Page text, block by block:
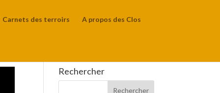
Carnets des terroirs A propos des Clos
Rechercher